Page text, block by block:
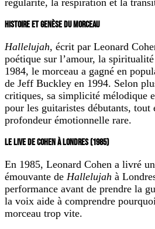
HISTOIRE ET GENÈSE DU MORCEAU
Hallelujah, écrit par Leonard
poétique sur l’amour, la
1984, le morceau a gagné en
de Jeff Buckley en 1994. Selon
critiques, sa simplicité mélodique
pour les guitaristes débutants, tout
profondeur émotionnelle rare.
LE LIVE DE COHEN À LONDRES (1985)
En 1985, Leonard Cohen a livré
émouvante de Hallelujah à
performance avant de prendre la
la voix aide à comprendre
morceau trop vite.